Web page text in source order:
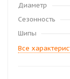
Диаметр
Сезонность
Шипы
Все